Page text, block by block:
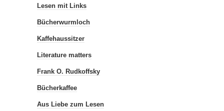
Lesen mit Links
Bücherwurmloch
Kaffehaussitzer
Literature matters
Frank O. Rudkoffsky
Bücherkaffee
Aus Liebe zum Lesen